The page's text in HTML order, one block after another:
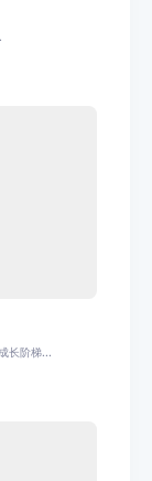
长阶梯...